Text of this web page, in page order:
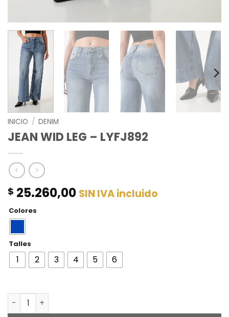
INICIO / DENIM
JEAN WID LEG – LYFJ892
$ 25.260,00 SIN IVA incluido
Colores
Talles
1 2 3 4 5 6
JEAN WID LEG - LYFJ892 cantidad